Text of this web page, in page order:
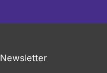
Newsletter